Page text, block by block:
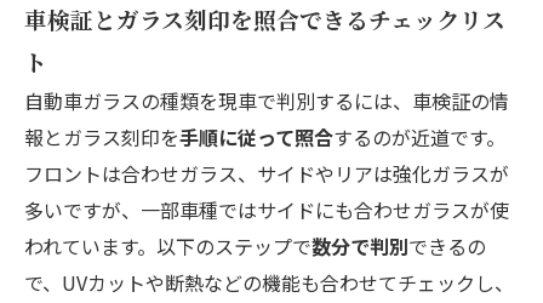
車検証とガラス刻印を照合できるチェックリス
ト
自動車ガラスの種類を現車で判別するには、車検証の情
報とガラス刻印を手順に従って照合するのが近道です。
フロントは合わせガラス、サイドやリアは強化ガラスが
多いですが、一部車種ではサイドにも合わせガラスが使
われています。以下のステップで数分で判別できるの
で、UVカットや断熱などの機能も合わせてチェックし、